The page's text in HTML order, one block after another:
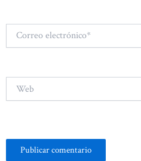
electrónico*